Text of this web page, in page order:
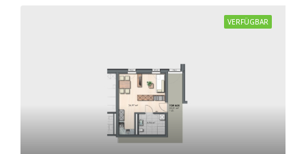
VERFÜGBAR